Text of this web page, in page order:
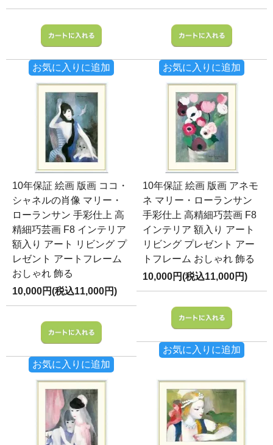
お気に入りに追加 お気に入りに追加
10年保証 絵画 版画 ココ・
シャネルの肖像 マリー・
ローランサン 手彩仕上 高
精細巧芸画 F8 インテリア
額入り アート リビング プ
レゼント アートフレーム
おしゃれ 飾る
10,000円(税込11,000円)
お気に入りに追加
10年保証 絵画 版画 アネモ
ネ マリー・ローランサン
手彩仕上 高精細巧芸画 F8
インテリア 額入り アート
リビング プレゼント アー
トフレーム おしゃれ 飾る
10,000円(税込11,000円)
お気に入りに追加